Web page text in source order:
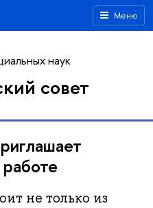
Меню
наук
совет
не только из